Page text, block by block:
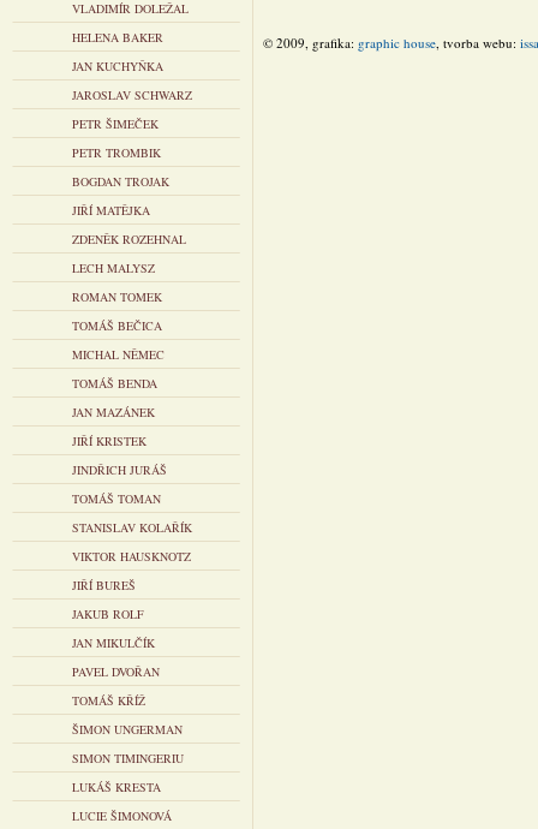
VLADIMÍR DOLEŽAL
HELENA BAKER
JAN KUCHYŇKA
JAROSLAV SCHWARZ
PETR ŠIMEČEK
PETR TROMBIK
BOGDAN TROJAK
JIŘÍ MATĚJKA
ZDENĚK ROZEHNAL
LECH MALYSZ
ROMAN TOMEK
TOMÁŠ BEČICA
MICHAL NĚMEC
TOMÁŠ BENDA
JAN MAZÁNEK
JIŘÍ KRISTEK
JINDŘICH JURÁŠ
TOMÁŠ TOMAN
STANISLAV KOLAŘÍK
VIKTOR HAUSKNOTZ
JIŘÍ BUREŠ
JAKUB ROLF
JAN MIKULČÍK
PAVEL DVOŘAN
TOMÁŠ KŘÍŽ
ŠIMON UNGERMAN
SIMON TIMINGERIU
LUKÁŠ KRESTA
LUCIE ŠIMONOVÁ
© 2009, grafika: graphic house, tvorba webu: